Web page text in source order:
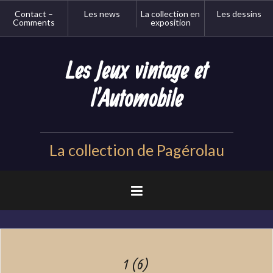
Contact –
Comments
Les news
La collection en
exposition
Les dessins
Les Jeux vintage et
l'Automobile
La collection de Pagérolau
1 (6)